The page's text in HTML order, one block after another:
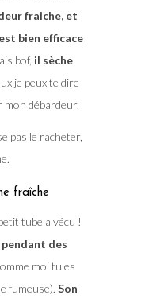
fraiche, et
bien efficace
bof, il sèche
je peux te dire
débardeur.
pas le racheter,
fraîche
tube a vécu !
pendant des
moi tu es
fumeuse). Son